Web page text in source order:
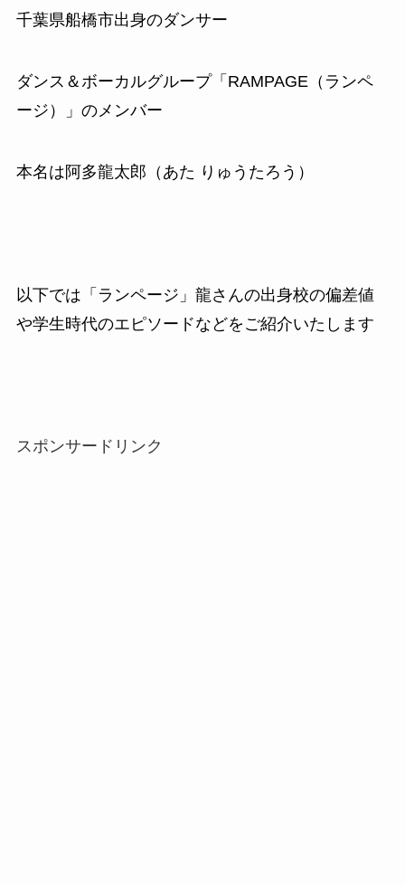
千葉県船橋市出身のダンサー
ダンス＆ボーカルグループ「RAMPAGE（ランペ
ージ）」のメンバー
本名は阿多龍太郎（あた りゅうたろう）
以下では「ランページ」龍さんの出身校の偏差値
や学生時代のエピソードなどをご紹介いたします
スポンサードリンク